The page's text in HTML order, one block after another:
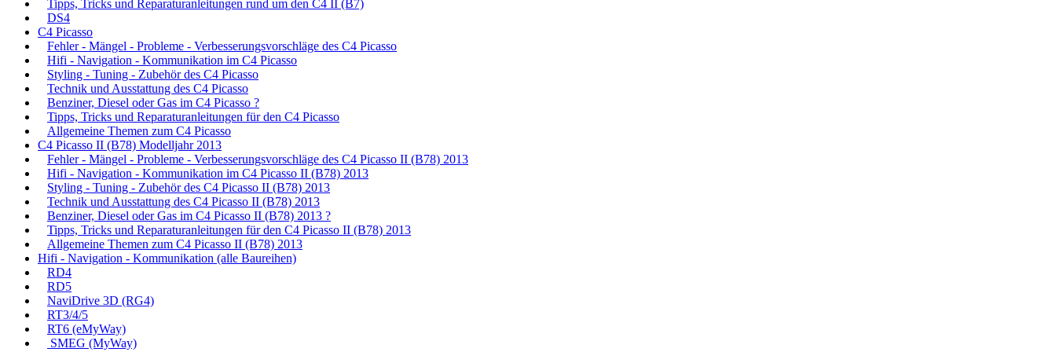
Tipps, Tricks und Reparaturanleitungen rund um den C4 II (B7)
DS4
C4 Picasso
Fehler - Mängel - Probleme - Verbesserungsvorschläge des C4 Picasso
Hifi - Navigation - Kommunikation im C4 Picasso
Styling - Tuning - Zubehör des C4 Picasso
Technik und Ausstattung des C4 Picasso
Benziner, Diesel oder Gas im C4 Picasso ?
Tipps, Tricks und Reparaturanleitungen für den C4 Picasso
Allgemeine Themen zum C4 Picasso
C4 Picasso II (B78) Modelljahr 2013
Fehler - Mängel - Probleme - Verbesserungsvorschläge des C4 Picasso II (B78) 2013
Hifi - Navigation - Kommunikation im C4 Picasso II (B78) 2013
Styling - Tuning - Zubehör des C4 Picasso II (B78) 2013
Technik und Ausstattung des C4 Picasso II (B78) 2013
Benziner, Diesel oder Gas im C4 Picasso II (B78) 2013 ?
Tipps, Tricks und Reparaturanleitungen für den C4 Picasso II (B78) 2013
Allgemeine Themen zum C4 Picasso II (B78) 2013
Hifi - Navigation - Kommunikation (alle Baureihen)
RD4
RD5
NaviDrive 3D (RG4)
RT3/4/5
RT6 (eMyWay)
SMEG (MyWay)